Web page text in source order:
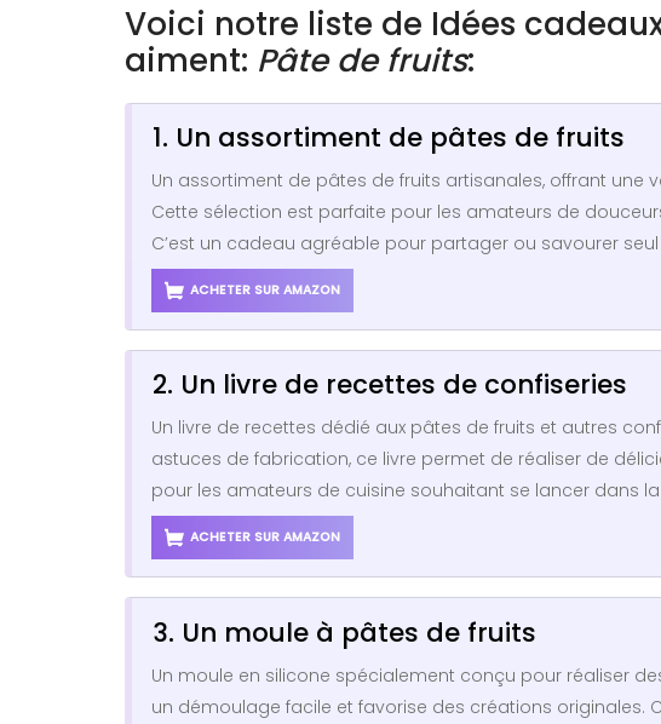
Voici notre liste de Idées
aiment: Pâte de fruits:
1. Un assortiment de pâtes de fruits
Un assortiment de pâtes de fruits artisanales, offrant une
Cette sélection est parfaite pour les amateurs de
C’est un cadeau agréable pour partager ou savourer
ACHETER SUR AMAZON
2. Un livre de recettes de confiseries
Un livre de recettes dédié aux pâtes de fruits et autres
astuces de fabrication, ce livre permet de réaliser de
pour les amateurs de cuisine souhaitant se lancer dans
ACHETER SUR AMAZON
3. Un moule à pâtes de fruits
Un moule en silicone spécialement conçu pour réaliser
un démoulage facile et favorise des créations originales.